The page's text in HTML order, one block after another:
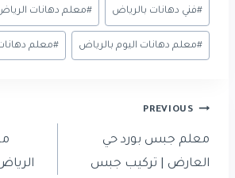
#فني دهانات بالرياض #معلم دهانات
#معلم دهانات اليوم بالرياض #معلم
تصفّح
المقالات
PREVIOUS
معلم جبس بورد حي
العارض | تركيب جبس